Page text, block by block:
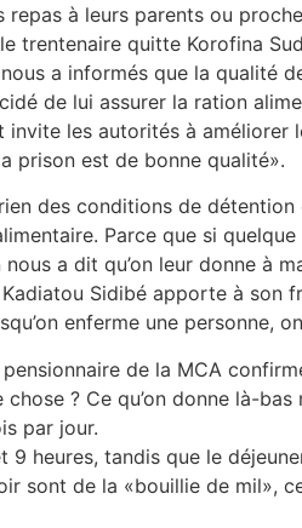
à leurs parents ou
trentenaire quitte Korofina
a informés que la qualité
de lui assurer la ration
invite les autorités à
prison est de bonne qualité».
des conditions de
Parce que si
nous a dit qu’on leur donne
Sidibé apporte à
enferme une personne,
pensionnaire de la MCA
? Ce qu’on donne là-
par jour.
heures, tandis que le
sont de la «bouillie de mil»,